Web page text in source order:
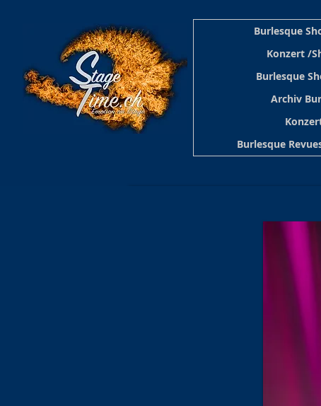
Burlesque
Konzert /
Burlesque
Archiv
Burlesque